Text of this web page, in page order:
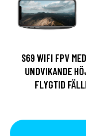
S69 WIFI FPV
UNDVIKANDE
FLYGTID